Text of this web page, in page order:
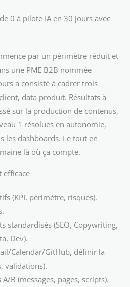
0 à pilote IA en 30 jours avec
par un périmètre réduit et
une PME B2B nommée
a consisté à cadrer trois
data produit. Résultats à
sur la production de contenus,
1 résolues en autonomie,
les dashboards. Le tout en
là où ça compte.
efficace
(KPI, périmètre, risques).
standardisés (SEO, Copywriting,
Dev).
Calendar/GitHub, définir la
validations).
A/B (messages, pages, scripts).